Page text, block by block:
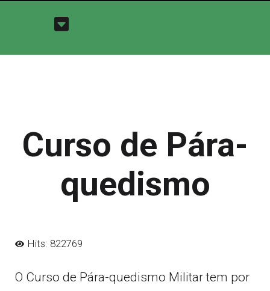
Curso de Pára-
quedismo
Hits: 822769
O Curso de Pára-quedismo Militar tem por